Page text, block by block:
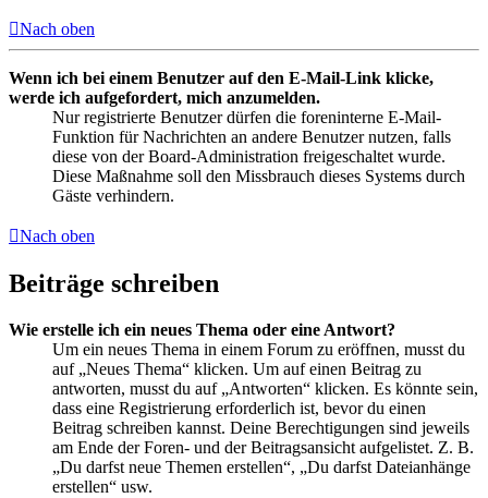
Nach oben
Wenn ich bei einem Benutzer auf den E-Mail-Link klicke,
werde ich aufgefordert, mich anzumelden.
Nur registrierte Benutzer dürfen die foreninterne E-Mail-
Funktion für Nachrichten an andere Benutzer nutzen, falls
diese von der Board-Administration freigeschaltet wurde.
Diese Maßnahme soll den Missbrauch dieses Systems durch
Gäste verhindern.
Nach oben
Beiträge schreiben
Wie erstelle ich ein neues Thema oder eine Antwort?
Um ein neues Thema in einem Forum zu eröffnen, musst du
auf „Neues Thema“ klicken. Um auf einen Beitrag zu
antworten, musst du auf „Antworten“ klicken. Es könnte sein,
dass eine Registrierung erforderlich ist, bevor du einen
Beitrag schreiben kannst. Deine Berechtigungen sind jeweils
am Ende der Foren- und der Beitragsansicht aufgelistet. Z. B.
„Du darfst neue Themen erstellen“, „Du darfst Dateianhänge
erstellen“ usw.